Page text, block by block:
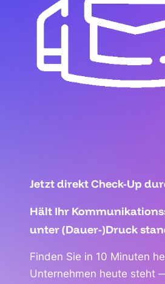
Jetzt direkt Check-Up
Hält Ihr
unter (Dauer-)Druck
Finden Sie in 10 Minuten
Unternehmen heute steht